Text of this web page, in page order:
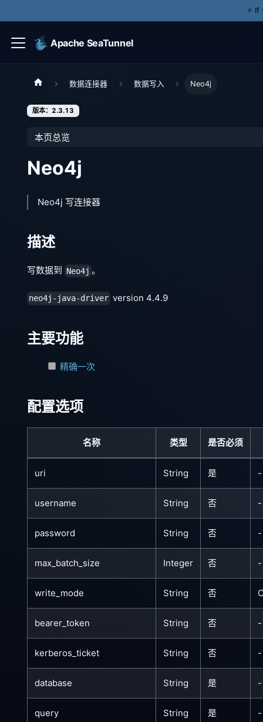
⭐️
Apache SeaTunnel
数据连接器 数据写入 Neo4j
版本：2.3.13
本页总览
Neo4j
Neo4j 写连接器
描述
写数据到 Neo4j 。
neo4j-java-driver version 4.4.9
主要功能
精确一次
配置选项
名称 类型 是否必须
uri String 是 -
username String 否 -
password String 否 -
max_batch_size Integer 否 -
write_mode String 否
bearer_token String 否 -
kerberos_ticket String 否 -
database String 是 -
query String 是 -